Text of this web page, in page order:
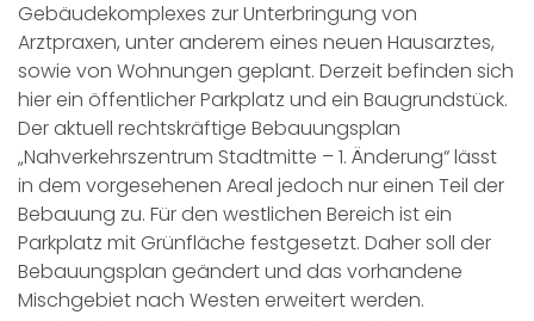
Gebäudekomplexes zur Unterbringung von
Arztpraxen, unter anderem eines neuen Hausarztes,
sowie von Wohnungen geplant. Derzeit befinden sich
hier ein öffentlicher Parkplatz und ein Baugrundstück.
Der aktuell rechtskräftige Bebauungsplan
„Nahverkehrszentrum Stadtmitte – 1. Änderung“ lässt
in dem vorgesehenen Areal jedoch nur einen Teil der
Bebauung zu. Für den westlichen Bereich ist ein
Parkplatz mit Grünfläche festgesetzt. Daher soll der
Bebauungsplan geändert und das vorhandene
Mischgebiet nach Westen erweitert werden.